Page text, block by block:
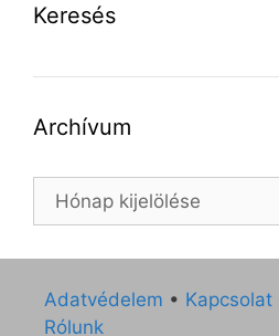
Keresés
Archívum
Archívum
Adatvédelem • Kapcsolat
Rólunk